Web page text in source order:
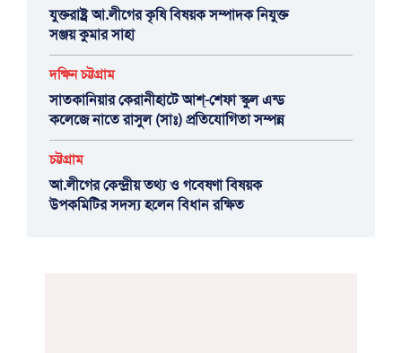
যুক্তরাষ্ট্র আ.লীগের কৃষি বিষয়ক সম্পাদক নিযুক্ত
সঞ্জয় কুমার সাহা
দক্ষিন চট্টগ্রাম
সাতকানিয়ার কেরানীহাটে আশ্-শেফা স্কুল এন্ড
কলেজে নাতে রাসুল (সাঃ) প্রতিযোগিতা সম্পন্ন
চট্টগ্রাম
আ.লীগের কেন্দ্রীয় তথ্য ও গবেষণা বিষয়ক
উপকমিটির সদস্য হলেন বিধান রক্ষিত